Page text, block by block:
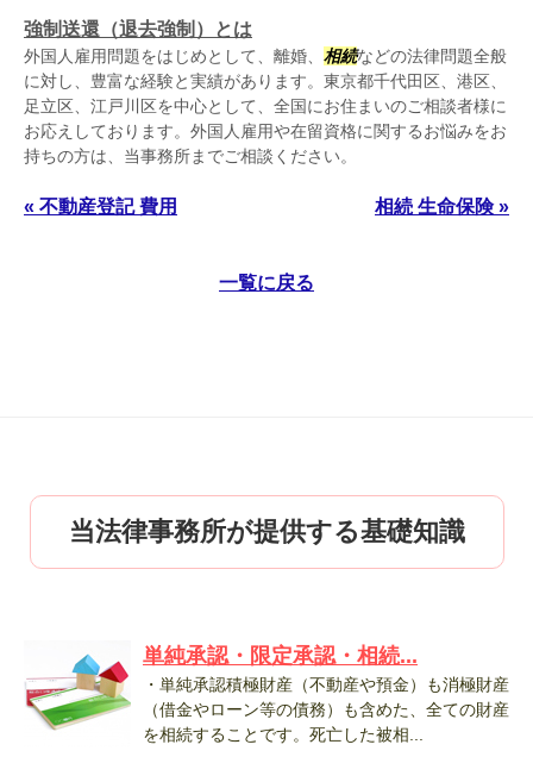
強制送還（退去強制）とは
外国人雇用問題をはじめとして、離婚、 相続などの法律問題全般
に対し、豊富な経験と実績があります。東京都千代田区、港区、
足立区、江戸川区を中心として、全国にお住まいのご相談者様に
お応えしております。外国人雇用や在留資格に関するお悩みをお
持ちの方は、当事務所までご相談ください。
« 不動産登記 費用 相続 生命保険 »
一覧に戻る
当法律事務所が提供する基礎知識
単純承認・限定承認・相続...
・単純承認積極財産（不動産や預金）も消極財産
（借金やローン等の債務）も含めた、全ての財産
を相続することです。死亡した被相...